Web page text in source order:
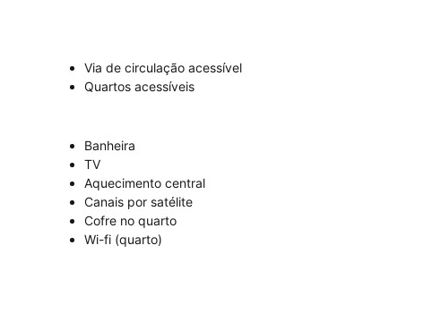
Via de circulação acessível
Quartos acessíveis
Banheira
TV
Aquecimento central
Canais por satélite
Cofre no quarto
Wi-fi (quarto)